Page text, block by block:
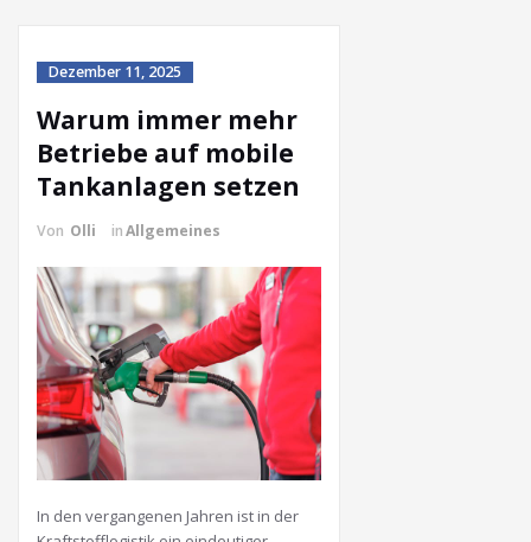
Dezember 11, 2025
Warum immer mehr
Betriebe auf mobile
Tankanlagen setzen
Von Olli inAllgemeines
In den vergangenen Jahren ist in der